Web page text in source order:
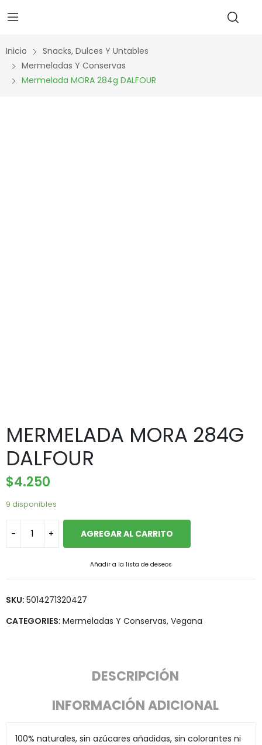
Inicio
Snacks, Dulces Y Untables
Mermeladas Y Conservas
Mermelada MORA 284g DALFOUR
MERMELADA MORA 284G
DALFOUR
$4.250
9 disponibles
AGREGAR AL CARRITO
Añadir a la lista de deseos
SKU: 5014271320427
CATEGORIES: Mermeladas Y Conservas, Vegana
DESCRIPCIÓN
INFORMACIÓN ADICIONAL
100% naturales, sin azúcares añadidas, sin colorantes ni